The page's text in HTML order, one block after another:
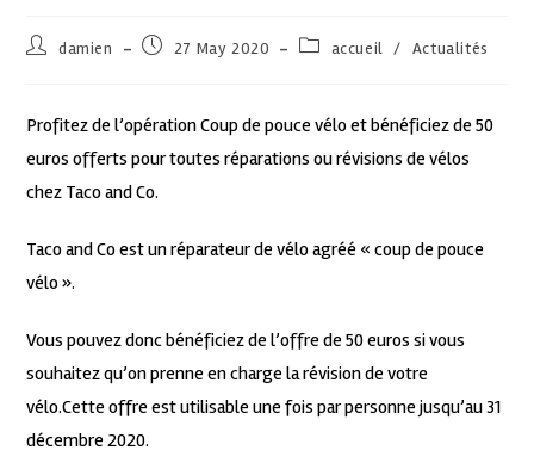
damien 27 May 2020 accueil / Actualités
Profitez de l’opération Coup de pouce vélo et bénéficiez de 50
euros offerts pour toutes réparations ou révisions de vélos
chez Taco and Co.
Taco and Co est un réparateur de vélo agréé « coup de pouce
vélo ».
Vous pouvez donc bénéficiez de l’offre de 50 euros si vous
souhaitez qu’on prenne en charge la révision de votre
vélo.Cette offre est utilisable une fois par personne jusqu’au 31
décembre 2020.